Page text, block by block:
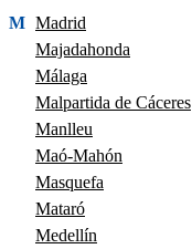
M Madrid
Majadahonda
Málaga
Malpartida de Cáceres
Manlleu
Maó-Mahón
Masquefa
Mataró
Medellín